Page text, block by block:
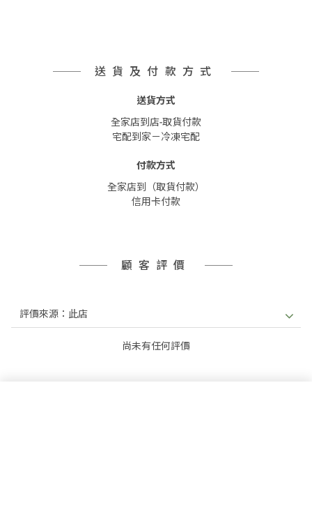
送貨及付款方式
送貨方式
全家店到店-取貨付款
宅配到家－冷凍宅配
付款方式
全家店到（取貨付款）
信用卡付款
顧客評價
尚未有任何評價